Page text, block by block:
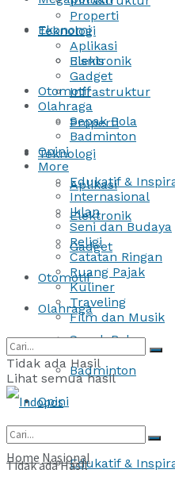
Ekonomi
Bisnis
Infrastruktur
Properti
Teknologi
Aplikasi
Elektronik
Gadget
Otomotif
Olahraga
Sepak Bola
Badminton
Opini
Edukatif &
Properti
Teknologi
Aplikasi
Elektronik
Gadget
Otomotif
Olahraga
Sepak Bola
Badminton
Opini
More
Edukatif &
Internasional
Iklan
Seni dan Budaya
Religi
Catatan Ringan
Ruang Pajak
Kuliner
Traveling
Film dan Musik
Tidak ada Hasil
Lihat semua hasil
Tidak ada Hasil
Home Nasional